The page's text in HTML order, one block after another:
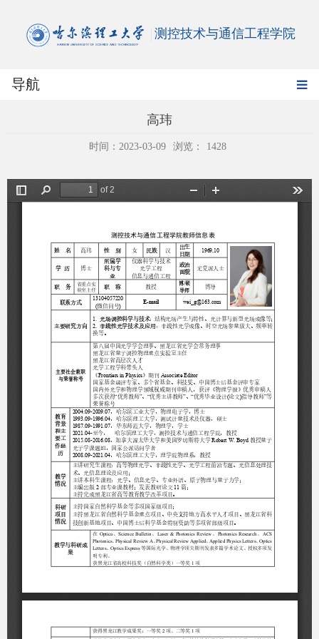
测控技术与通信工程学院
导航
高玮
时间：2023-03-09 浏览： 1428